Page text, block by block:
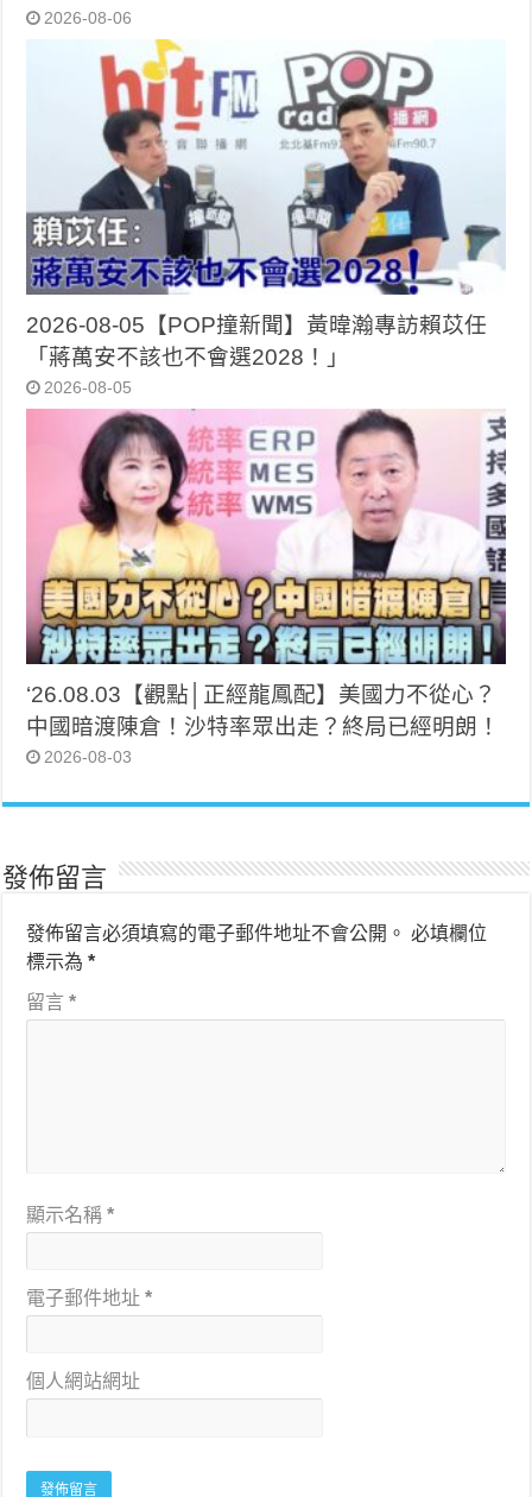
2026-08-06
2026-08-05【POP撞新聞】黃暐瀚專訪賴苡任
「蔣萬安不該也不會選2028！」
2026-08-05
‘26.08.03【觀點│正經龍鳳配】美國力不從心？
中國暗渡陳倉！沙特率眾出走？終局已經明朗！
2026-08-03
發佈留言
發佈留言必須填寫的電子郵件地址不會公開。 必填欄位
標示為*
留言*
顯示名稱*
電子郵件地址*
個人網站網址